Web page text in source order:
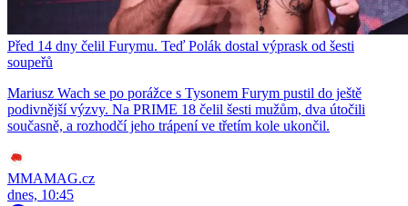
Před 14 dny čelil Furymu. Teď Polák dostal výprask od šesti
soupeřů
Mariusz Wach se po porážce s Tysonem Furym pustil do ještě
podivnější výzvy. Na PRIME 18 čelil šesti mužům, dva útočili
současně, a rozhodčí jeho trápení ve třetím kole ukončil.
MMAMAG.cz
dnes, 10:45